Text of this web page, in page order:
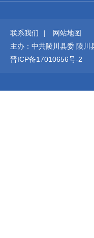
联系我们 |
网站地图
主办：中共陵川县委 陵
晋ICP备17010656号-2